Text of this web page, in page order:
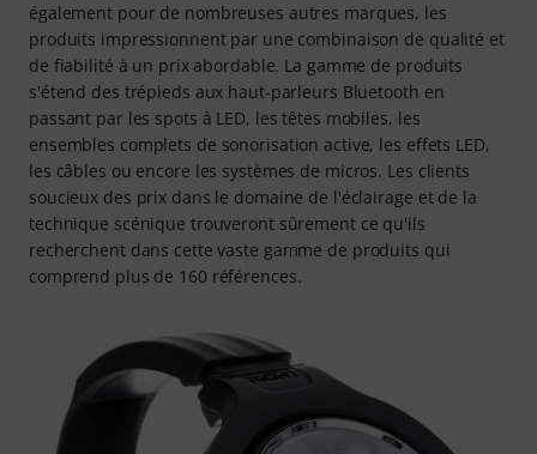
également pour de nombreuses autres marques, les
produits impressionnent par une combinaison de qualité et
de fiabilité à un prix abordable. La gamme de produits
s'étend des trépieds aux haut-parleurs Bluetooth en
passant par les spots à LED, les têtes mobiles, les
ensembles complets de sonorisation active, les effets LED,
les câbles ou encore les systèmes de micros. Les clients
soucieux des prix dans le domaine de l'éclairage et de la
technique scénique trouveront sûrement ce qu'ils
recherchent dans cette vaste gamme de produits qui
comprend plus de 160 références.